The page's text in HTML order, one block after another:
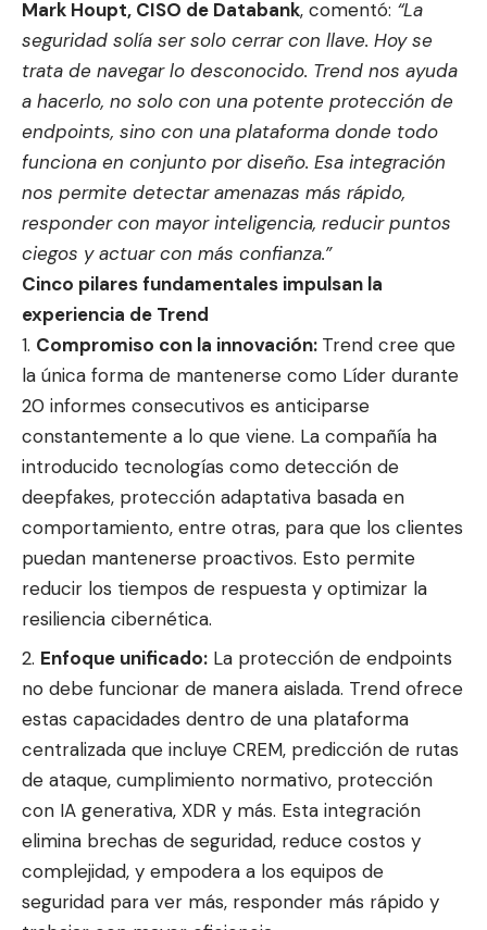
Mark Houpt, CISO de Databank, comentó: “La
seguridad solía ser solo cerrar con llave. Hoy se
trata de navegar lo desconocido. Trend nos ayuda
a hacerlo, no solo con una potente protección de
endpoints, sino con una plataforma donde todo
funciona en conjunto por diseño. Esa integración
nos permite detectar amenazas más rápido,
responder con mayor inteligencia, reducir puntos
ciegos y actuar con más confianza.”
Cinco pilares fundamentales impulsan la
experiencia de Trend
Compromiso con la innovación: Trend cree que
la única forma de mantenerse como Líder durante
20 informes consecutivos es anticiparse
constantemente a lo que viene. La compañía ha
introducido tecnologías como detección de
deepfakes, protección adaptativa basada en
comportamiento, entre otras, para que los clientes
puedan mantenerse proactivos. Esto permite
reducir los tiempos de respuesta y optimizar la
resiliencia cibernética.
Enfoque unificado: La protección de endpoints
no debe funcionar de manera aislada. Trend ofrece
estas capacidades dentro de una plataforma
centralizada que incluye CREM, predicción de rutas
de ataque, cumplimiento normativo, protección
con IA generativa, XDR y más. Esta integración
elimina brechas de seguridad, reduce costos y
complejidad, y empodera a los equipos de
seguridad para ver más, responder más rápido y